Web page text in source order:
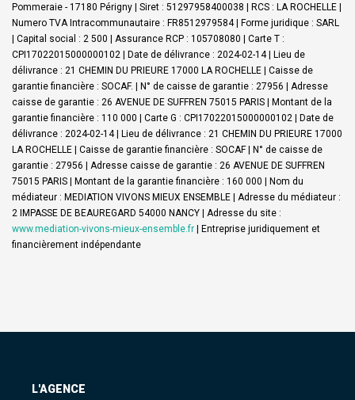
Pommeraie - 17180 Périgny | Siret : 51297958400038 | RCS : LA ROCHELLE |
Numero TVA Intracommunautaire : FR8512979584 | Forme juridique : SARL
| Capital social : 2 500 | Assurance RCP : 105708080 | Carte T :
CPI17022015000000102 | Date de délivrance : 2024-02-14 | Lieu de
délivrance : 21 CHEMIN DU PRIEURE 17000 LA ROCHELLE | Caisse de
garantie financière : SOCAF. | N° de caisse de garantie : 27956 | Adresse
caisse de garantie : 26 AVENUE DE SUFFREN 75015 PARIS | Montant de la
garantie financière : 110 000 | Carte G : CPI17022015000000102 | Date de
délivrance : 2024-02-14 | Lieu de délivrance : 21 CHEMIN DU PRIEURE 17000
LA ROCHELLE | Caisse de garantie financière : SOCAF | N° de caisse de
garantie : 27956 | Adresse caisse de garantie : 26 AVENUE DE SUFFREN
75015 PARIS | Montant de la garantie financière : 160 000 | Nom du
médiateur : MEDIATION VIVONS MIEUX ENSEMBLE | Adresse du médiateur :
2 IMPASSE DE BEAUREGARD 54000 NANCY | Adresse du site :
www.mediation-vivons-mieux-ensemble.fr | Entreprise juridiquement et
financièrement indépendante
L'AGENCE